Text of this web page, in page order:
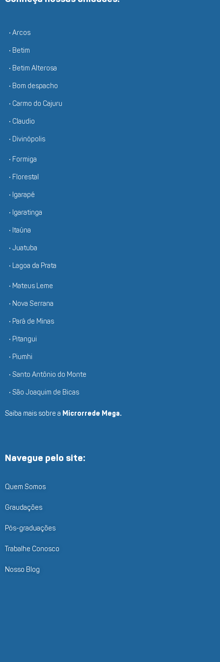
• Arcos
• Betim
• Betim Alterosa
• Bom despacho
• Carmo do Cajuru
• Claudio
• Divinópolis
• Formiga
• Florestal
• Igarapé
• Igaratinga
• Itaúna
• Juatuba
• Lagoa da Prata
• Mateus Leme
• Nova Serrana
• Pará de Minas
• Pitangui
• Piumhi
• Santo Antônio do Monte
• São Joaquim de Bicas
Saiba mais sobre a Microrrede Mega.
Navegue pelo site:
Quem Somos
Graudações
Pós-graduações
Trabalhe Conosco
Nosso Blog